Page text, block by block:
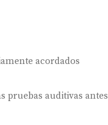
acordados
pruebas auditivas antes